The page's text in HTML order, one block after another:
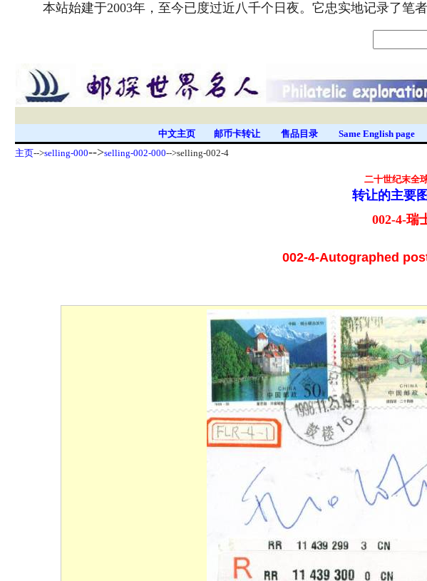
本站始建于2003年，至今已度过近八千个日夜。它忠实地记录了
中文主页 邮币卡转让 售品目录
Same English page
主页-->selling-000-->selling-002-000-->selling-002-4
二十世纪末全
转让的主要
002-4-瑞
002-4-Autographed